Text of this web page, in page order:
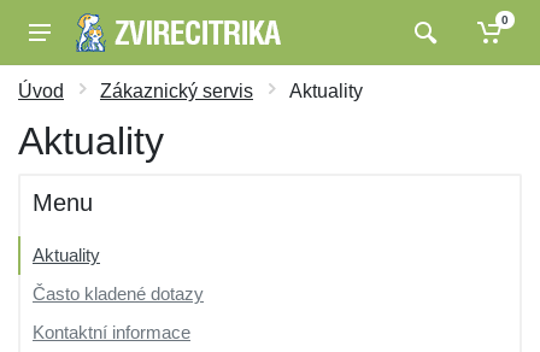
0
Úvod Zákaznický servis Aktuality
Aktuality
Menu
Aktuality
Často kladené dotazy
Kontaktní informace